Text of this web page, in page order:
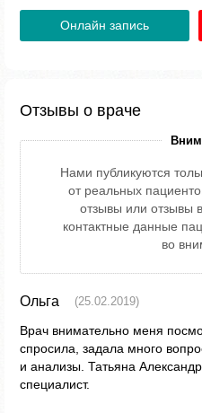
Онлайн запись
Отзывы о враче
Нами публикуются
от реальных
отзывы или отзывы
контактные данные
во
Ольга (25.02.2019)
Врач внимательно меня
спросила, задала много
и анализы. Татьяна
специалист.